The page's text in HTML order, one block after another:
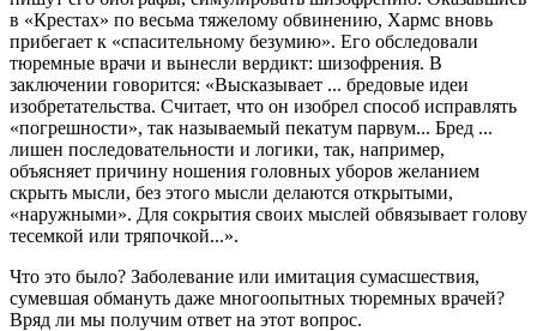
в «Крестах» по весьма тяжелому обвинению, Хармс вновь
прибегает к «спасительному безумию». Его обследовали
тюремные врачи и вынесли вердикт: шизофрения. В
заключении говорится: «Высказывает ... бредовые идеи
изобретательства. Считает, что он изобрел способ исправлять
«погрешности», так называемый пекатум парвум... Бред ...
лишен последовательности и логики, так, например,
объясняет причину ношения головных уборов желанием
скрыть мысли, без этого мысли делаются открытыми,
«наружными». Для сокрытия своих мыслей обвязывает голову
тесемкой или тряпочкой...».
Что это было? Заболевание или имитация сумасшествия,
сумевшая обмануть даже многоопытных тюремных врачей?
Вряд ли мы получим ответ на этот вопрос.